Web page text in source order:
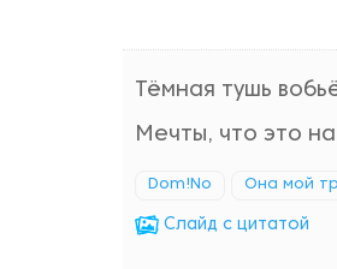
Тёмная тушь
Мечты, что это
Dom!No Она мой
Cлайд с цитатой